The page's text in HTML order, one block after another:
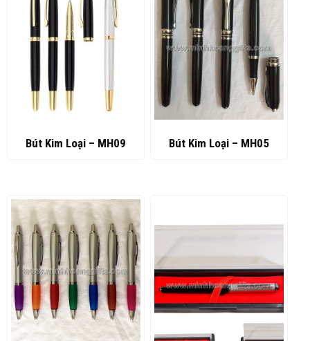
Bút Kim Loại – MH09 Bút Kim Loại – MH05